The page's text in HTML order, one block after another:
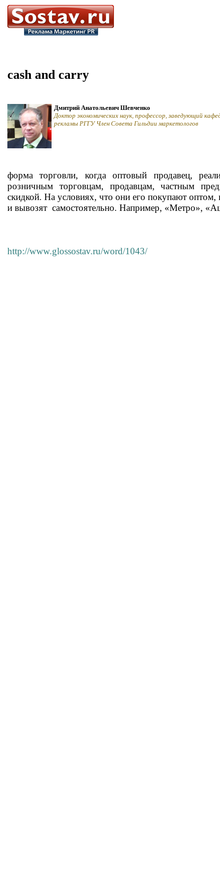
cash and carry
Дмитрий Анатольевич Шевченко
Доктор экономических наук, профессор, заведующий
рекламы РГГУ Член Совета Гильдии маркетологов
форма торговли, когда оптовый продавец,
розничным торговцам, продавцам, частным
скидкой. На условиях, что они его покупают оптом,
и вывозят самостоятельно. Например, «Метро»,
http://www.glossostav.ru/word/1043/